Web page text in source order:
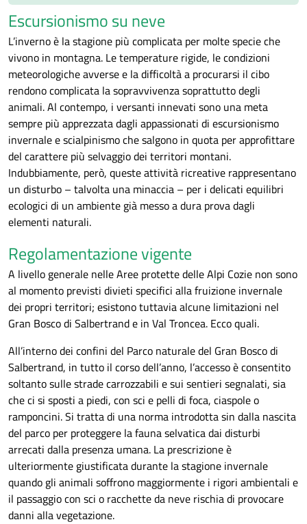
Escursionismo su neve
L’inverno è la stagione più complicata per molte specie che
vivono in montagna. Le temperature rigide, le condizioni
meteorologiche avverse e la difficoltà a procurarsi il cibo
rendono complicata la sopravvivenza soprattutto degli
animali. Al contempo, i versanti innevati sono una meta
sempre più apprezzata dagli appassionati di escursionismo
invernale e scialpinismo che salgono in quota per approfittare
del carattere più selvaggio dei territori montani.
Indubbiamente, però, queste attività ricreative rappresentano
un disturbo – talvolta una minaccia – per i delicati equilibri
ecologici di un ambiente già messo a dura prova dagli
elementi naturali.
Regolamentazione vigente
A livello generale nelle Aree protette delle Alpi Cozie non sono
al momento previsti divieti specifici alla fruizione invernale
dei propri territori; esistono tuttavia alcune limitazioni nel
Gran Bosco di Salbertrand e in Val Troncea. Ecco quali.
All’interno dei confini del Parco naturale del Gran Bosco di
Salbertrand, in tutto il corso dell’anno, l’accesso è consentito
soltanto sulle strade carrozzabili e sui sentieri segnalati, sia
che ci si sposti a piedi, con sci e pelli di foca, ciaspole o
ramponcini. Si tratta di una norma introdotta sin dalla nascita
del parco per proteggere la fauna selvatica dai disturbi
arrecati dalla presenza umana. La prescrizione è
ulteriormente giustificata durante la stagione invernale
quando gli animali soffrono maggiormente i rigori ambientali e
il passaggio con sci o racchette da neve rischia di provocare
danni alla vegetazione.